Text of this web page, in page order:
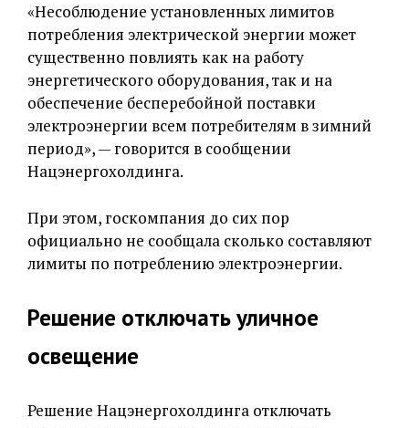
«Несоблюдение установленных лимитов
потребления электрической энергии может
существенно повлиять как на работу
энергетического оборудования, так и на
обеспечение бесперебойной поставки
электроэнергии всем потребителям в зимний
период», — говорится в сообщении
Нацэнергохолдинга.
При этом, госкомпания до сих пор
официально не сообщала сколько составляют
лимиты по потреблению электроэнергии.
Решение отключать уличное
освещение
Решение Нацэнергохолдинга отключать